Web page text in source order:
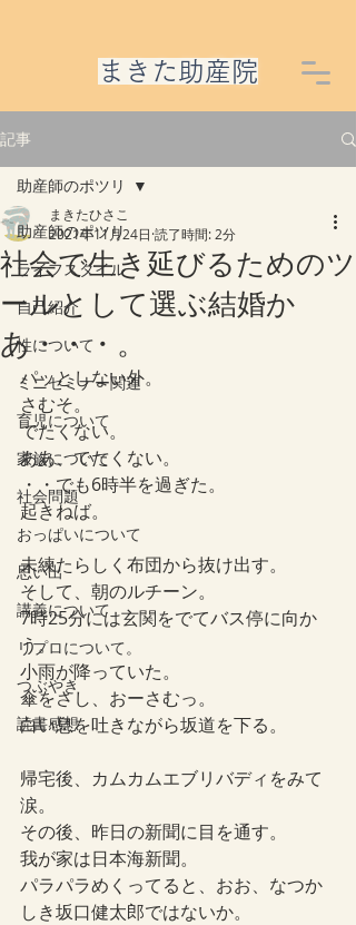
​まきた助産院
記事
助産師のポツリ
ライフスタイル
自己紹介
性について
ミニセミナー関連
育児について
家族について
社会問題
おっぱいについて
思い出
講義について
リプロについて。
つぶやき
読書感想
助産師のポツリ
社会で生き延びるためのツ
ールとして選ぶ結婚か
あ・・・。
まきたひさこ
2021年11月24日 読了時間: 2分
パッとしない外。
さむそ。
でたくない。
ああ、でたくない。
・・でも6時半を過ぎた。
起きねば。
未練たらしく布団から抜け出す。
そして、朝のルチーン。
7時25分には玄関をでてバス停に向か
う。
小雨が降っていた。
傘をさし、おーさむっ。
白い息を吐きながら坂道を下る。
帰宅後、カムカムエブリバディをみて
涙。
その後、昨日の新聞に目を通す。
我が家は日本海新聞。
パラパラめくってると、おお、なつか
しき坂口健太郎ではないか。